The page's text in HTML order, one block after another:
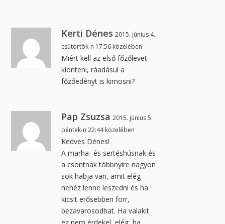
Kerti Dénes 2015. június 4.
csütörtök-n 17:56 közelében
Miért kell az első főzőlevet
kiönteni, ráadásul a
főzőedényt is kimosni?
Pap Zsuzsa 2015. június 5.
péntek-n 22:44 közelében
Kedves Dénes!
A marha- és sertéshúsnak és
a csontnak többnyire nagyon
sok habja van, amit elég
nehéz lenne leszedni és ha
kicsit erősebben forr,
bezavarosodhat. Ha valakit